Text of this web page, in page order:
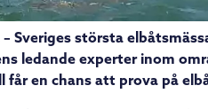
– Sveriges största
ledande experter inom
en chans att prova på